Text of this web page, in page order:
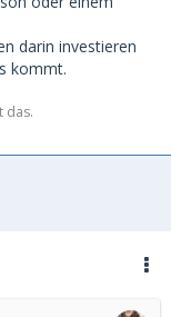
darin investieren
kommt.
das.